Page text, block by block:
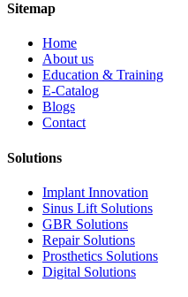
Sitemap
Home
About us
Education & Training
E-Catalog
Blogs
Contact
Solutions
Implant Innovation
Sinus Lift Solutions
GBR Solutions
Repair Solutions
Prosthetics Solutions
Digital Solutions